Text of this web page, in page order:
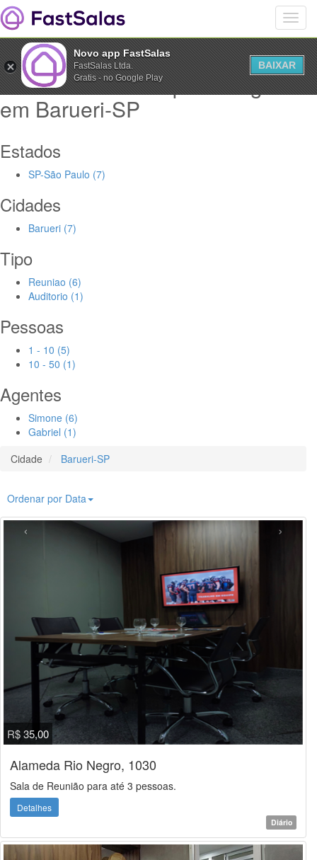
Salas Comerciais para alugar
em Barueri-SP
Estados
SP-São Paulo (7)
Cidades
Barueri (7)
Tipo
Reuniao (6)
Auditorio (1)
Pessoas
1 - 10 (5)
10 - 50 (1)
Agentes
Simone (6)
Gabriel (1)
Cidade
Barueri-SP
Ordenar por Data
R$ 35,00
‹ ›
Alameda Rio Negro, 1030
Sala de Reunião para até 3 pessoas.
Detalhes
Diário
Novo app FastSalas
FastSalas Ltda.
Gratis - no Google Play
BAIXAR